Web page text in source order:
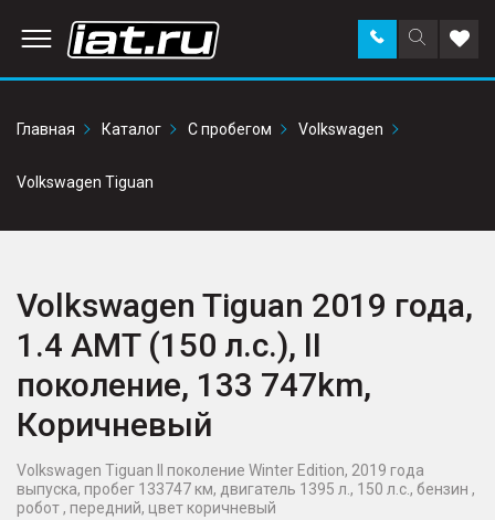
Поиск
по
Заказать
звонок в
Главная
Каталог С пробегом Volkswagen
Volkswagen Tiguan
Volkswagen Tiguan 2019 года,
1.4 AMT (150 л.с.), II
поколение, 133 747km,
Коричневый
Volkswagen Tiguan II поколение Winter Edition, 2019 года
выпуска, пробег 133747 км, двигатель 1395 л., 150 л.с., бензин ,
робот , передний, цвет коричневый